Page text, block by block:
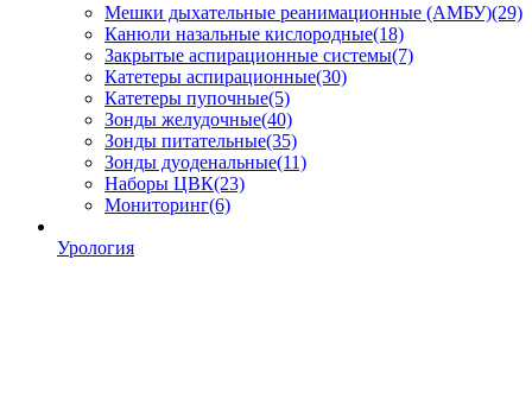
Мешки дыхательные реанимационные (АМБУ)(29)
Канюли назальные кислородные(18)
Закрытые аспирационные системы(7)
Катетеры аспирационные(30)
Катетеры пупочные(5)
Зонды желудочные(40)
Зонды питательные(35)
Зонды дуоденальные(11)
Наборы ЦВК(23)
Мониторинг(6)
Урология